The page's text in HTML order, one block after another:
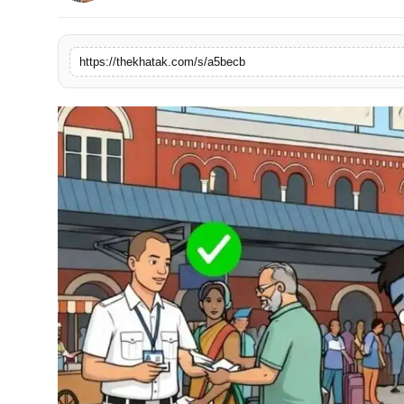
लाइफस्टाइल
अंतर्राष्ट्रीय
https://thekhatak.com/s/a5becb